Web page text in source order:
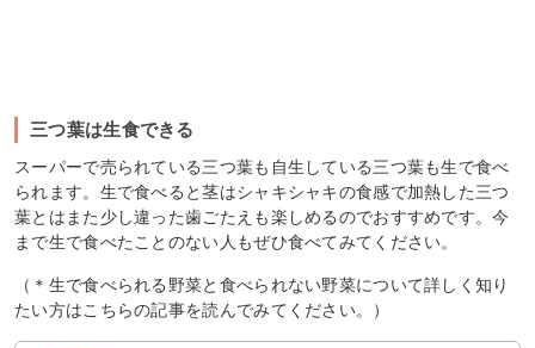
三つ葉は生食できる
スーパーで売られている三つ葉も自生している三つ葉も生で食べ
られます。生で食べると茎はシャキシャキの食感で加熱した三つ
葉とはまた少し違った歯ごたえも楽しめるのでおすすめです。今
まで生で食べたことのない人もぜひ食べてみてください。
（＊生で食べられる野菜と食べられない野菜について詳しく知り
たい方はこちらの記事を読んでみてください。）